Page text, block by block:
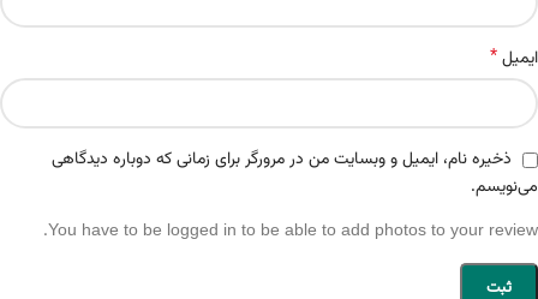
ایمیل*
ذخیره نام، ایمیل و وبسایت من در مرورگر برای زمانی که دوباره دیدگاهی
می‌نویسم.
You have to be logged in to be able to add photos to your review.